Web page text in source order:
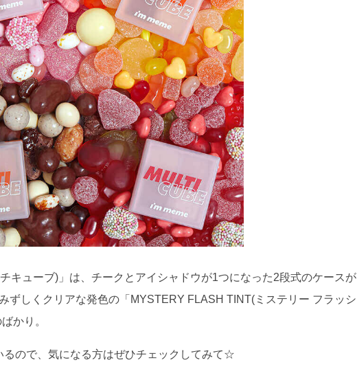
キューブ)」は、チークとアイシャドウが1つになった2段式のケースが
しくクリアな発色の「MYSTERY FLASH TINT(ミステリー フラッシ
かり。
ので、気になる方はぜひチェックしてみて☆